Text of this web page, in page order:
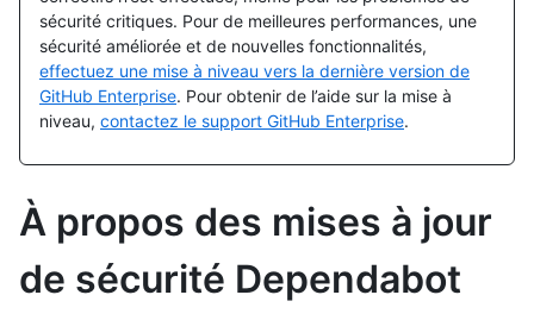
sécurité critiques. Pour de meilleures performances, une
sécurité améliorée et de nouvelles fonctionnalités,
effectuez une mise à niveau vers la dernière version de
GitHub Enterprise. Pour obtenir de l’aide sur la mise à
niveau, contactez le support GitHub Enterprise.
À propos des mises à jour
de sécurité Dependabot